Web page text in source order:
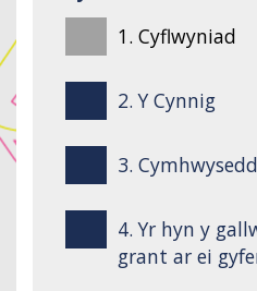
1. Cyflwyniad
2. Y Cynnig
3. Cymhwysedd
4. Yr hyn y
grant ar ei